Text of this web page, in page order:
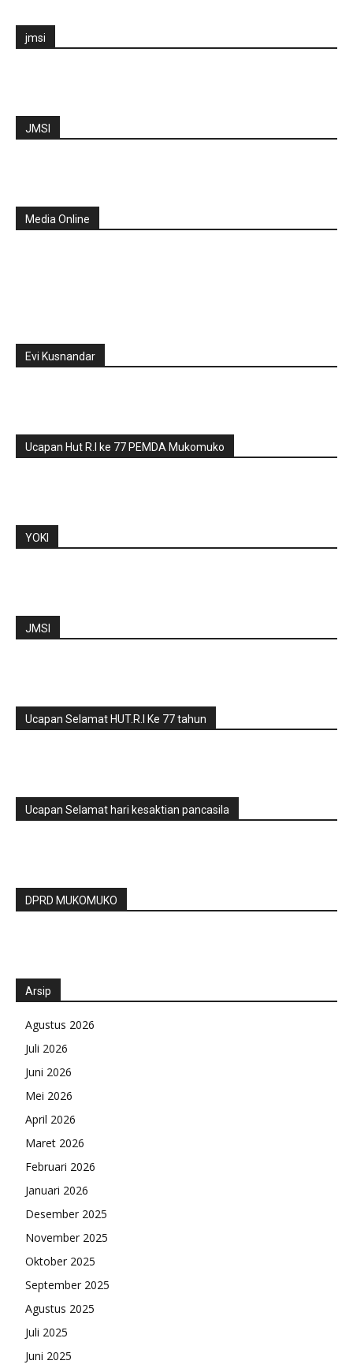
jmsi
JMSI
Media Online
Evi Kusnandar
Ucapan Hut R.I ke 77 PEMDA Mukomuko
YOKI
JMSI
Ucapan Selamat HUT.R.I Ke 77 tahun
Ucapan Selamat hari kesaktian pancasila
DPRD MUKOMUKO
Arsip
Agustus 2026
Juli 2026
Juni 2026
Mei 2026
April 2026
Maret 2026
Februari 2026
Januari 2026
Desember 2025
November 2025
Oktober 2025
September 2025
Agustus 2025
Juli 2025
Juni 2025